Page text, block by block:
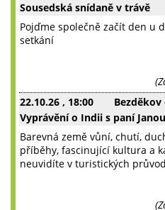
Sousedská snídaně v trávě
Pojďme společně začít den u
setkání
22.10.26 , 18:00
Vyprávění o Indii s paní
Barevná země vůní, chutí,
příběhy, fascinující kultura a
neuvidíte v turistických